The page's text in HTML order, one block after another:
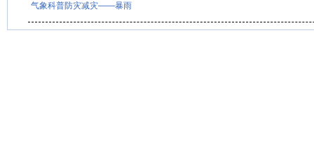
气象科普防灾减灾——暴雨